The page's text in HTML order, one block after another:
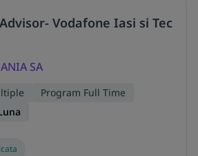
Vodafone Iasi si Tec
SA
Program Full Time